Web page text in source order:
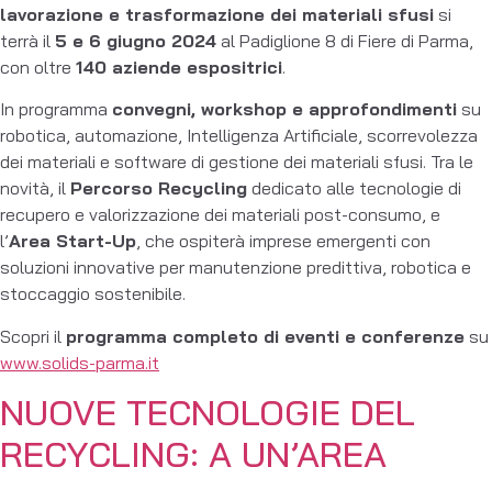
lavorazione e trasformazione dei materiali sfusi si
terrà il 5 e 6 giugno 2024 al Padiglione 8 di Fiere di Parma,
con oltre 140 aziende espositrici.
In programma convegni, workshop e approfondimenti su
robotica, automazione, Intelligenza Artificiale, scorrevolezza
dei materiali e software di gestione dei materiali sfusi. Tra le
novità, il Percorso Recycling dedicato alle tecnologie di
recupero e valorizzazione dei materiali post-consumo, e
l’Area Start-Up, che ospiterà imprese emergenti con
soluzioni innovative per manutenzione predittiva, robotica e
stoccaggio sostenibile.
Scopri il programma completo di eventi e conferenze su
www.solids-parma.it
NUOVE TECNOLOGIE DEL
RECYCLING: A UN’AREA